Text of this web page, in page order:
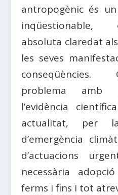
antropogènic és
absoluta claredat
les seves
problema
l’evidència
actualitat, per
d’emergència
d’actuacions
necessària
ferms i fins i tot